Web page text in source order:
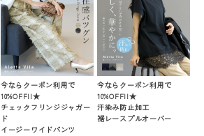
今ならクーポン利用で
10%OFF!!★
チェックフリンジジャガー
ド
イージーワイドパンツ
今ならクーポン利用で
10%OFF!!★
汗染み防止加工
裾レースプルオーバー